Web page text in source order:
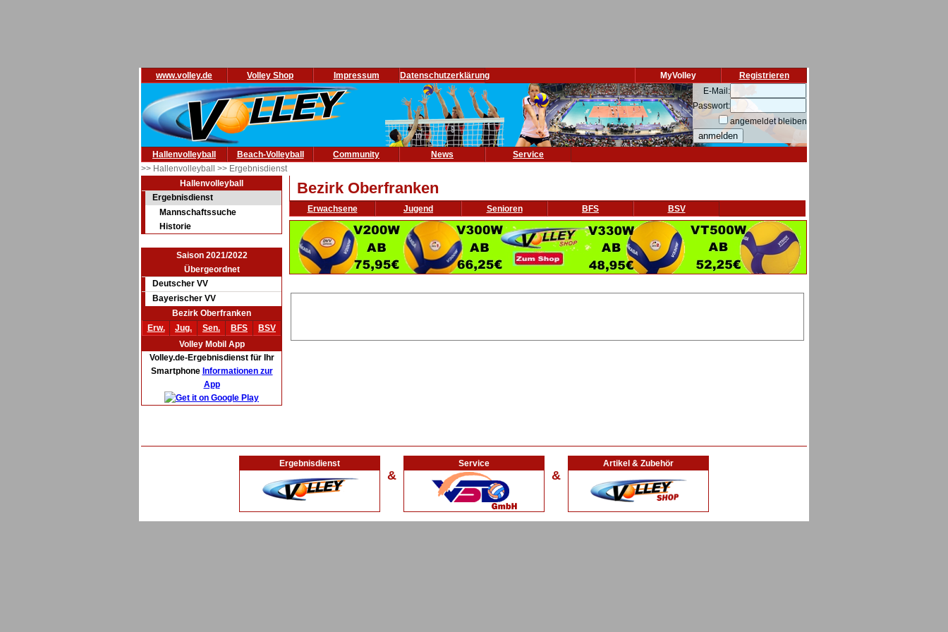
www.volley.de Volley Shop Impressum Datenschutzerklärung Registrieren
MyVolley
E-Mail:
Passwort:
angemeldet bleiben
Hallenvolleyball Beach-Volleyball Community News
Service
>> Hallenvolleyball >> Ergebnisdienst
Hallenvolleyball
Ergebnisdienst
Mannschaftssuche
Historie
Saison 2021/2022
Übergeordnet
Deutscher VV
Bayerischer VV
Bezirk Oberfranken
Erw.
Jug. Sen. BFS
BSV
Volley Mobil App
Volley.de-Ergebnisdienst für Ihr
Smartphone Informationen zur
App
Bezirk Oberfranken
Erwachsene Jugend Senioren BFS BSV
Ergebnisdienst
&
Service
&
Artikel & Zubehör